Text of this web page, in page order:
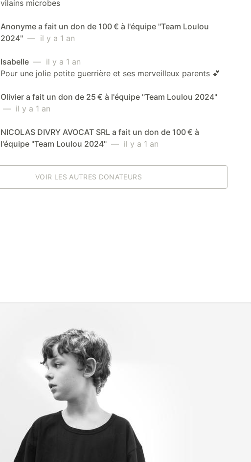
vilains microbes
Anonyme a fait un don de 100 € à l'équipe "Team Loulou
2024" — il y a 1 an
Isabelle — il y a 1 an
Pour une jolie petite guerrière et ses merveilleux parents 💕
Olivier a fait un don de 25 € à l'équipe "Team Loulou 2024"
— il y a 1 an
NICOLAS DIVRY AVOCAT SRL a fait un don de 100 € à
l'équipe "Team Loulou 2024" — il y a 1 an
VOIR LES AUTRES DONATEURS